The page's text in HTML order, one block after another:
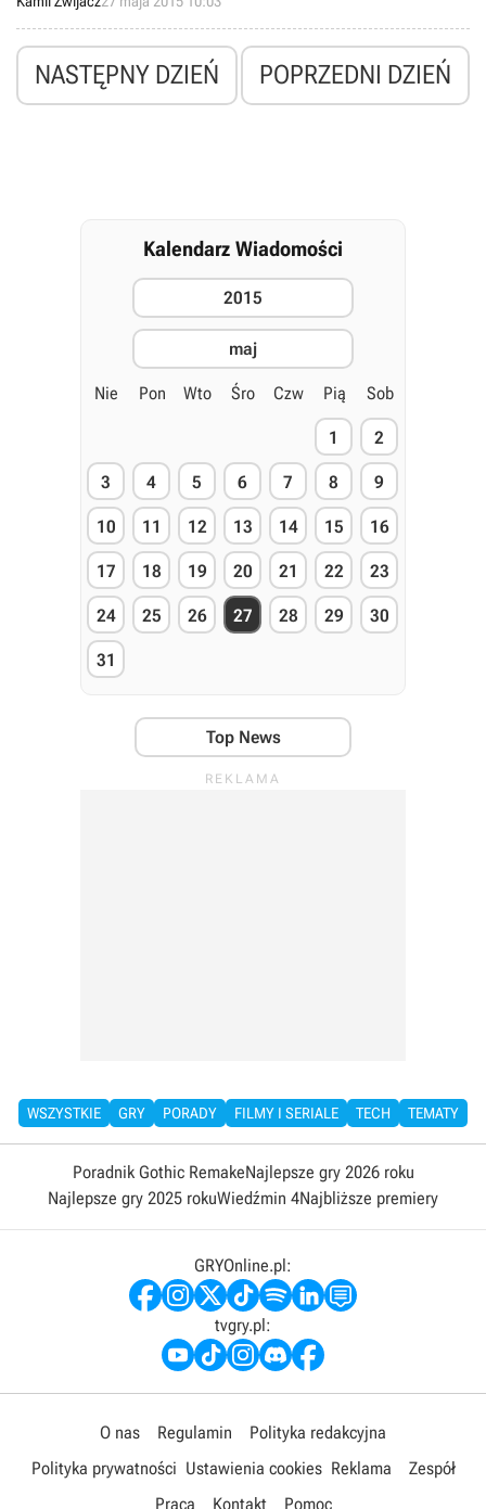
konsolach Xbox.
NASTĘPNY DZIEŃ POPRZEDNI DZIEŃ
Kalendarz Wiadomości
2015
maj
Nie Pon Wto Śro Czw Pią Sob
1 2
3 4 5 6 7 8 9
10 11 12 13 14 15 16
17 18 19 20 21 22 23
24 25 26 27 28 29 30
31
Top News
WSZYSTKIE GRY PORADY FILMY I SERIALE TECH TEMATY
Poradnik Gothic RemakeNajlepsze gry 2026 roku
Najlepsze gry 2025 rokuWiedźmin 4Najbliższe premiery
GRYOnline.pl:
tvgry.pl:
O nas Regulamin
Polityka redakcyjna
Polityka prywatności Ustawienia cookies Reklama
Zespół
Praca
Kontakt Pomoc